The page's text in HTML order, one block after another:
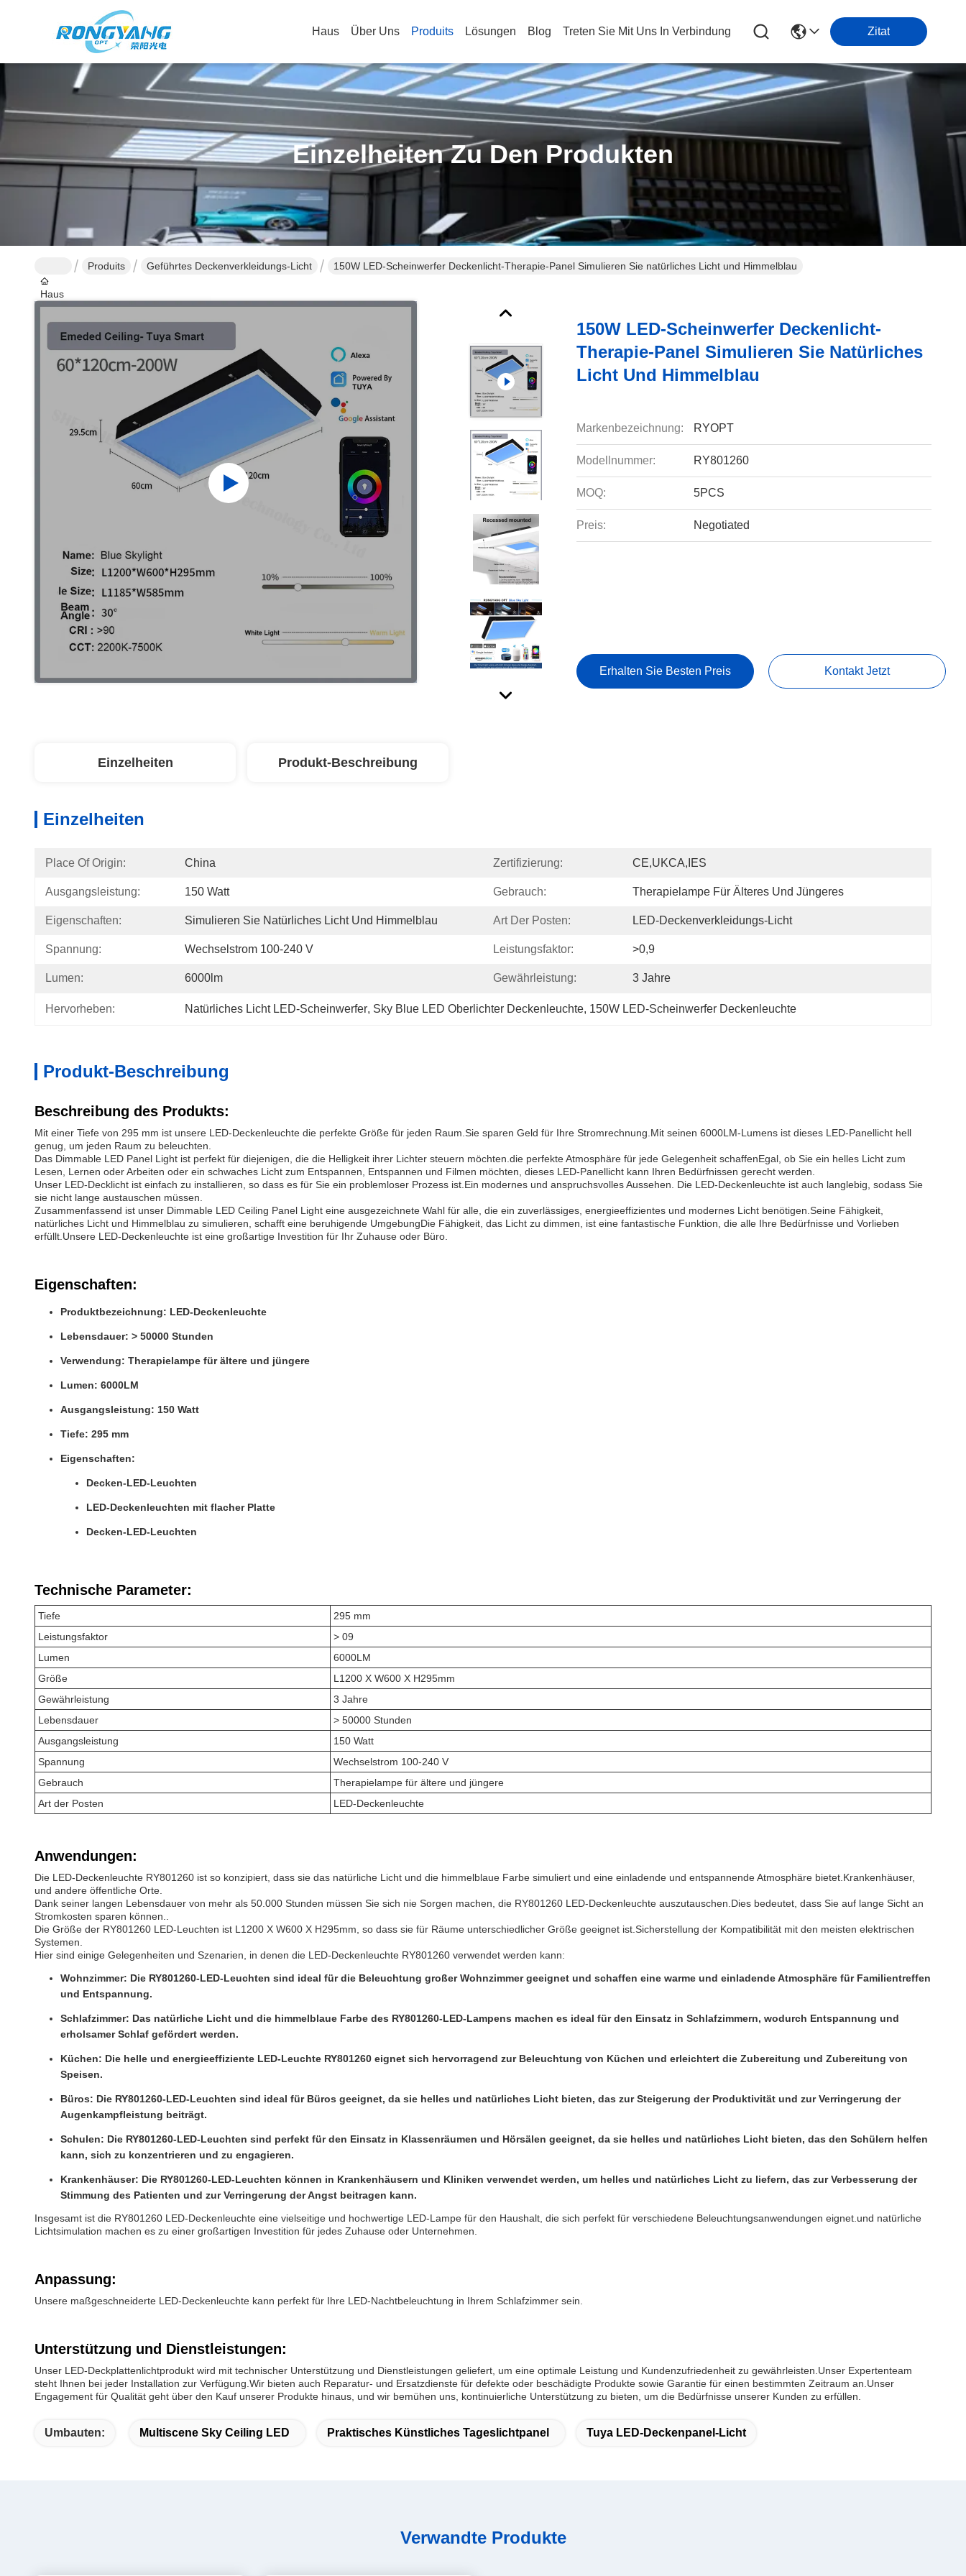
Haus Über Uns Produits Lösungen Blog Treten Sie Mit Uns In Verbindung Zitat
Einzelheiten Zu Den Produkten
Haus
Produits Geführtes Deckenverkleidungs-Licht 150W LED-Scheinwerfer Deckenlicht-Therapie-Panel Simulieren Sie natürliches Licht und Himmelblau
150W LED-Scheinwerfer Deckenlicht-
Therapie-Panel Simulieren Sie Natürliches
Licht Und Himmelblau
Markenbezeichnung: RYOPT
Modellnummer: RY801260
MOQ: 5PCS
Preis: Negotiated
Erhalten Sie Besten Preis Kontakt Jetzt
Einzelheiten Produkt-Beschreibung
Einzelheiten
Place Of Origin: China Zertifizierung: CE,UKCA,IES
Ausgangsleistung: 150 Watt Gebrauch: Therapielampe Für Älteres Und Jüngeres
Eigenschaften: Simulieren Sie Natürliches Licht Und Himmelblau Art Der Posten: LED-Deckenverkleidungs-Licht
Spannung: Wechselstrom 100-240 V Leistungsfaktor: >0,9
Lumen: 6000lm Gewährleistung: 3 Jahre
Hervorheben: Natürliches Licht LED-Scheinwerfer, Sky Blue LED Oberlichter Deckenleuchte, 150W LED-Scheinwerfer Deckenleuchte
Produkt-Beschreibung
Beschreibung des Produkts:
Mit einer Tiefe von 295 mm ist unsere LED-Deckenleuchte die perfekte Größe für jeden Raum.Sie sparen Geld für Ihre Stromrechnung.Mit seinen 6000LM-Lumens ist dieses LED-Panellicht hell
genug, um jeden Raum zu beleuchten.
Das Dimmable LED Panel Light ist perfekt für diejenigen, die die Helligkeit ihrer Lichter steuern möchten.die perfekte Atmosphäre für jede Gelegenheit schaffenEgal, ob Sie ein helles Licht zum
Lesen, Lernen oder Arbeiten oder ein schwaches Licht zum Entspannen, Entspannen und Filmen möchten, dieses LED-Panellicht kann Ihren Bedürfnissen gerecht werden.
Unser LED-Decklicht ist einfach zu installieren, so dass es für Sie ein problemloser Prozess ist.Ein modernes und anspruchsvolles Aussehen. Die LED-Deckenleuchte ist auch langlebig, sodass Sie
sie nicht lange austauschen müssen.
Zusammenfassend ist unser Dimmable LED Ceiling Panel Light eine ausgezeichnete Wahl für alle, die ein zuverlässiges, energieeffizientes und modernes Licht benötigen.Seine Fähigkeit,
natürliches Licht und Himmelblau zu simulieren, schafft eine beruhigende UmgebungDie Fähigkeit, das Licht zu dimmen, ist eine fantastische Funktion, die alle Ihre Bedürfnisse und Vorlieben
erfüllt.Unsere LED-Deckenleuchte ist eine großartige Investition für Ihr Zuhause oder Büro.
Eigenschaften:
Produktbezeichnung: LED-Deckenleuchte
Lebensdauer: > 50000 Stunden
Verwendung: Therapielampe für ältere und jüngere
Lumen: 6000LM
Ausgangsleistung: 150 Watt
Tiefe: 295 mm
Eigenschaften:
Decken-LED-Leuchten
LED-Deckenleuchten mit flacher Platte
Decken-LED-Leuchten
Technische Parameter:
Tiefe
295 mm
Leistungsfaktor
> 09
Lumen
6000LM
Größe
L1200 X W600 X H295mm
Gewährleistung
3 Jahre
Lebensdauer
> 50000 Stunden
Ausgangsleistung
150 Watt
Spannung
Wechselstrom 100-240 V
Gebrauch
Therapielampe für ältere und jüngere
Art der Posten
LED-Deckenleuchte
Anwendungen:
Die LED-Deckenleuchte RY801260 ist so konzipiert, dass sie das natürliche Licht und die himmelblaue Farbe simuliert und eine einladende und entspannende Atmosphäre bietet.Krankenhäuser,
und andere öffentliche Orte.
Dank seiner langen Lebensdauer von mehr als 50.000 Stunden müssen Sie sich nie Sorgen machen, die RY801260 LED-Deckenleuchte auszutauschen.Dies bedeutet, dass Sie auf lange Sicht an
Stromkosten sparen können..
Die Größe der RY801260 LED-Leuchten ist L1200 X W600 X H295mm, so dass sie für Räume unterschiedlicher Größe geeignet ist.Sicherstellung der Kompatibilität mit den meisten elektrischen
Systemen.
Hier sind einige Gelegenheiten und Szenarien, in denen die LED-Deckenleuchte RY801260 verwendet werden kann:
Wohnzimmer: Die RY801260-LED-Leuchten sind ideal für die Beleuchtung großer Wohnzimmer geeignet und schaffen eine warme und einladende Atmosphäre für Familientreffen
und Entspannung.
Schlafzimmer: Das natürliche Licht und die himmelblaue Farbe des RY801260-LED-Lampens machen es ideal für den Einsatz in Schlafzimmern, wodurch Entspannung und
erholsamer Schlaf gefördert werden.
Küchen: Die helle und energieeffiziente LED-Leuchte RY801260 eignet sich hervorragend zur Beleuchtung von Küchen und erleichtert die Zubereitung und Zubereitung von
Speisen.
Büros: Die RY801260-LED-Leuchten sind ideal für Büros geeignet, da sie helles und natürliches Licht bieten, das zur Steigerung der Produktivität und zur Verringerung der
Augenkampfleistung beiträgt.
Schulen: Die RY801260-LED-Leuchten sind perfekt für den Einsatz in Klassenräumen und Hörsälen geeignet, da sie helles und natürliches Licht bieten, das den Schülern helfen
kann, sich zu konzentrieren und zu engagieren.
Krankenhäuser: Die RY801260-LED-Leuchten können in Krankenhäusern und Kliniken verwendet werden, um helles und natürliches Licht zu liefern, das zur Verbesserung der
Stimmung des Patienten und zur Verringerung der Angst beitragen kann.
Insgesamt ist die RY801260 LED-Deckenleuchte eine vielseitige und hochwertige LED-Lampe für den Haushalt, die sich perfekt für verschiedene Beleuchtungsanwendungen eignet.und natürliche
Lichtsimulation machen es zu einer großartigen Investition für jedes Zuhause oder Unternehmen.
Anpassung:
Unsere maßgeschneiderte LED-Deckenleuchte kann perfekt für Ihre LED-Nachtbeleuchtung in Ihrem Schlafzimmer sein.
Unterstützung und Dienstleistungen:
Unser LED-Deckplattenlichtprodukt wird mit technischer Unterstützung und Dienstleistungen geliefert, um eine optimale Leistung und Kundenzufriedenheit zu gewährleisten.Unser Expertenteam
steht Ihnen bei jeder Installation zur Verfügung.Wir bieten auch Reparatur- und Ersatzdienste für defekte oder beschädigte Produkte sowie Garantie für einen bestimmten Zeitraum an.Unser
Engagement für Qualität geht über den Kauf unserer Produkte hinaus, und wir bemühen uns, kontinuierliche Unterstützung zu bieten, um die Bedürfnisse unserer Kunden zu erfüllen.
Umbauten: Multiscene Sky Ceiling LED Praktisches Künstliches Tageslichtpanel Tuya LED-Deckenpanel-Licht
Verwandte Produkte